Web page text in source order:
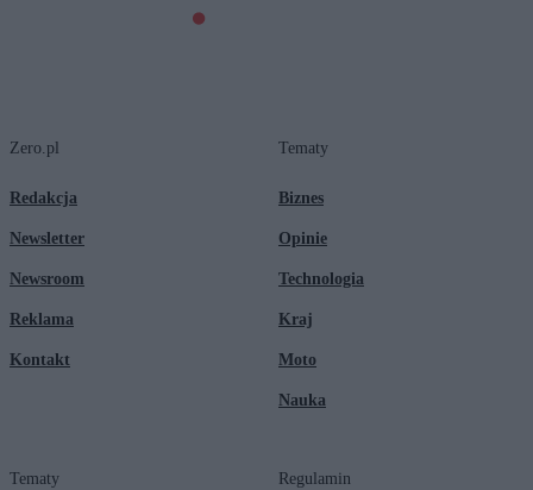
Zero.pl
Redakcja
Newsletter
Newsroom
Reklama
Kontakt
Tematy
Biznes
Opinie
Technologia
Kraj
Moto
Nauka
Tematy Regulamin